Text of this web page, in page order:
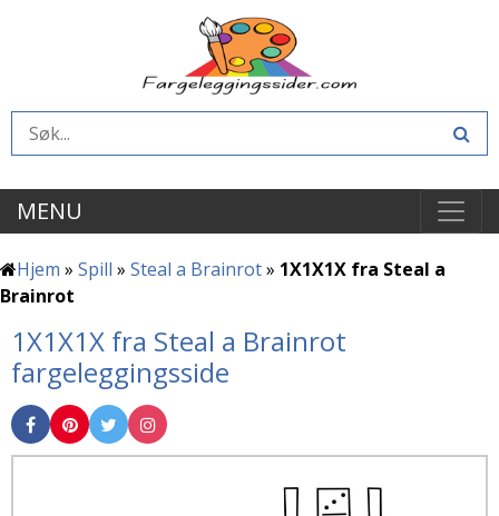
MENU
Hjem » Spill » Steal a Brainrot» 1X1X1X fra Steal a
Brainrot
1X1X1X fra Steal a Brainrot
fargeleggingsside